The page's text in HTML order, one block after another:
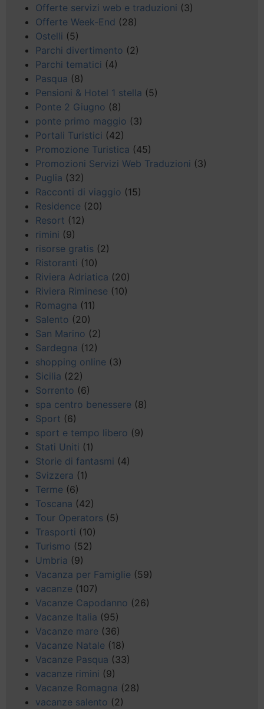
Offerte servizi web e traduzioni (3)
Offerte Week-End (28)
Ostelli (5)
Parchi divertimento (2)
Parchi tematici (4)
Pasqua (8)
Pensioni & Hotel 1 stella (5)
Ponte 2 Giugno (8)
ponte primo maggio (3)
Portali Turistici (42)
Promozione Turistica (45)
Promozioni Servizi Web Traduzioni (3)
Puglia (32)
Racconti di viaggio (15)
Residence (20)
Resort (12)
rimini (9)
risorse gratis (2)
Ristoranti (10)
Riviera Adriatica (20)
Riviera Riminese (10)
Romagna (11)
Salento (20)
San Marino (2)
Sardegna (12)
shopping online (3)
Sicilia (22)
Sorrento (6)
spa centro benessere (8)
Sport (6)
sport e tempo libero (9)
Stati Uniti (1)
Storie di fantasmi (4)
Svizzera (1)
Terme (6)
Toscana (42)
Tour Operators (5)
Trasporti (10)
Turismo (52)
Umbria (9)
Vacanza per Famiglie (59)
vacanze (107)
Vacanze Capodanno (26)
Vacanze Italia (95)
Vacanze mare (36)
Vacanze Natale (18)
Vacanze Pasqua (33)
vacanze rimini (9)
Vacanze Romagna (28)
vacanze salento (2)